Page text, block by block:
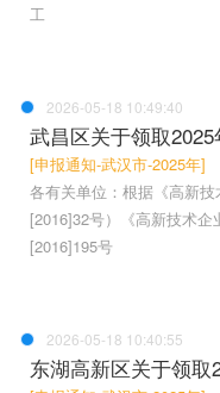
工
2026-05-18 10:49:40
武昌区关于领取
[申报通知-武汉市-2025年]
各有关单位：根据《高新
[2016]32号）《高新技术
[2016]195号
2026-05-18 10:40:55
东湖高新区关于领